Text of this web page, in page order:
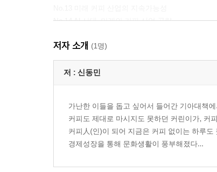
No.14 AI 시대, 미래의 커피 산업 공략
저자 소개 (1명)
저 : 신동민
가난한 이들을 돕고 싶어서 들어간 기아대책
커피도 제대로 마시지도 못하던 커린이가, 커
커피人(인)이 되어 지금은 커피 없이는 하루
경제성장을 통해 문화생활이 풍부해졌다...